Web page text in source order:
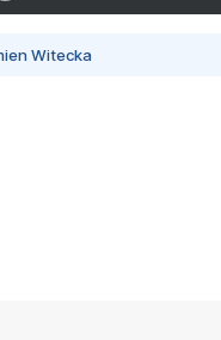
Witecka